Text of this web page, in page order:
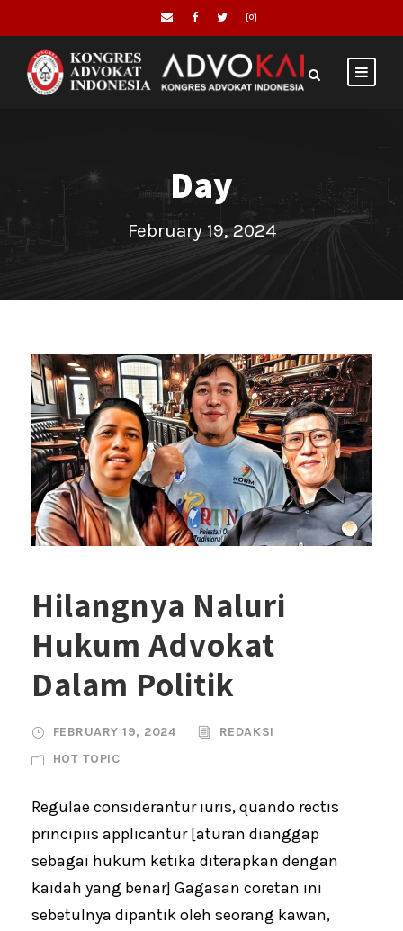
Day
February 19, 2024
Hilangnya Naluri
Hukum Advokat
Dalam Politik
FEBRUARY 19, 2024
REDAKSI
HOT TOPIC
Regulae considerantur iuris, quando rectis
principiis applicantur [aturan dianggap
sebagai hukum ketika diterapkan dengan
kaidah yang benar] Gagasan coretan ini
sebetulnya dipantik oleh seorang kawan,